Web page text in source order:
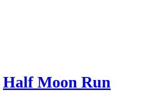
Half Moon Run